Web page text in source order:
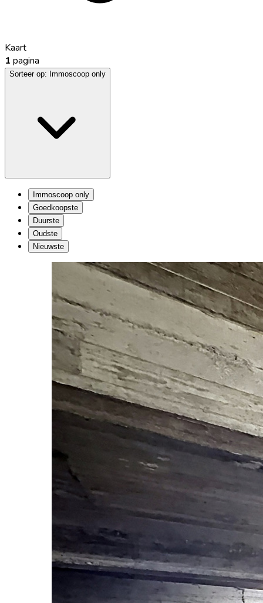
Kaart
1 pagina
Sorteer op: Immoscoop only
Immoscoop only
Goedkoopste
Duurste
Oudste
Nieuwste